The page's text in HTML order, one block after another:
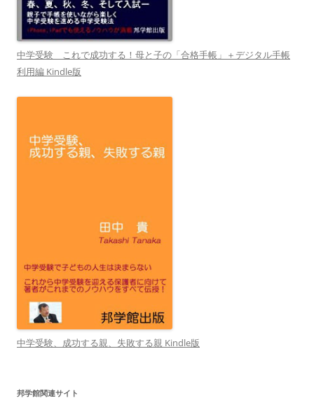
中学受験 これで成功する！母と子の「合格手帳」＋デジタル手帳
利用編 Kindle版
中学受験、成功する親、失敗する親 Kindle版
邦学館関連サイト